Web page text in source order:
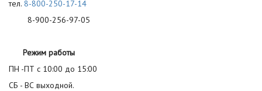
тел. 8-800-250-17-14
8-900-256-97-05
Режим работы
ПН -ПТ с 10:00 до 15:00
СБ - ВС выходной.